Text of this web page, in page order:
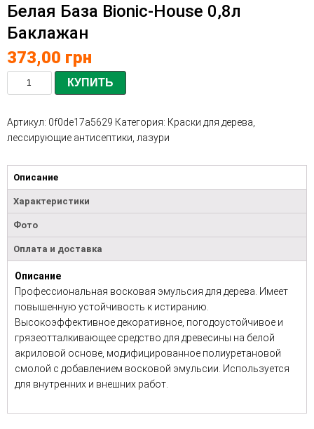
Белая База Bionic-House 0,8л
Баклажан
373,00 грн
КУПИТЬ
Артикул: 0f0de17a5629 Категория: Краски для дерева,
лессирующие антисептики, лазури
Описание
Характеристики
Фото
Оплата и доставка
Описание
Профессиональная восковая эмульсия для дерева. Имеет
повышенную устойчивость к истиранию.
Высокоэффективное декоративное, погодоустойчивое и
грязеотталкивающее средство для древесины на белой
акриловой основе, модифицированное полиуретановой
смолой с добавлением восковой эмульсии. Используется
для внутренних и внешних работ.